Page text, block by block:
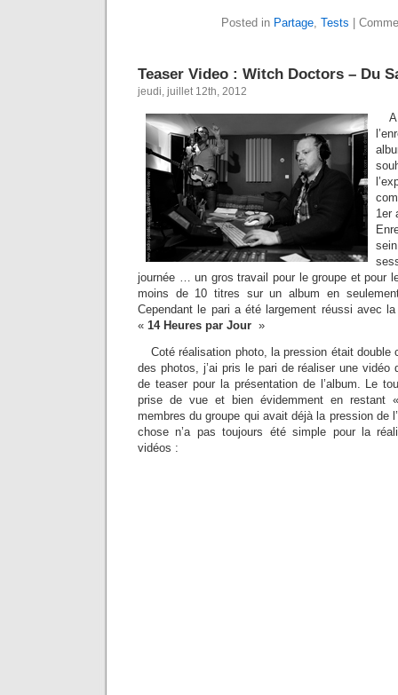
Posted in Partage, Tests
Teaser Video : Witch Doctors – Du
jeudi, juillet 12th, 2012
1er
journée … un gros travail pour le groupe et pour
moins de 10 titres sur un album en
Cependant le pari a été largement réussi avec
« 14 Heures par Jour »
Coté réalisation photo, la pression était double
des photos, j’ai pris le pari de réaliser une vidéo
de teaser pour la présentation de l’album. Le
prise de vue et bien évidemment en
membres du groupe qui avait déjà la pression de
chose n’a pas toujours été simple pour la
vidéos :